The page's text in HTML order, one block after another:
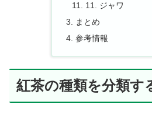
11. ジャワ
まとめ
参考情報
紅茶の種類を分類す